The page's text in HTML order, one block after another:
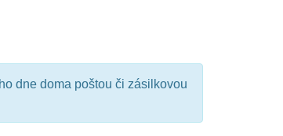
dne doma poštou či zásilkovou